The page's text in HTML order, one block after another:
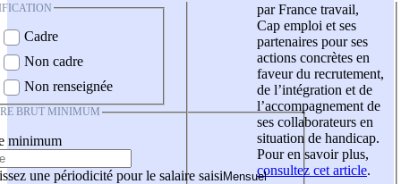
Cadre
Non cadre
Non renseignée
BRUT MINIMUM
minimum
une périodicité pour le salaire saisi
par France travail,
Cap emploi et ses
partenaires pour ses
actions concrètes en
faveur du recrutement,
de l’intégration et de
l’accompagnement de
ses collaborateurs en
situation de handicap.
Pour en savoir plus,
consultez cet article.